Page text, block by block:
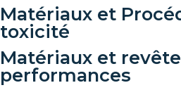
Matériaux et
toxicité
Matériaux et
performances